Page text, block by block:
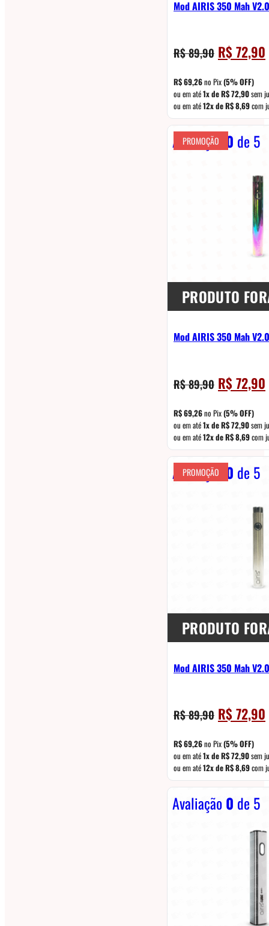
Mod AIRIS 350 Mah
R$89,90 O
preço
original
era:
R$ 89,90.
R$72,90
R$69,26no Pix(5% OFF)
ou em até1x deR$72,90sem
ou em até12x deR$8,69com
Avaliação 0 de 5
PROMOÇÃO
PRODUTO
Mod AIRIS 350 Mah
R$89,90 O
preço
original
era:
R$ 89,90.
R$72,90
R$69,26no Pix(5% OFF)
ou em até1x deR$72,90sem
ou em até12x deR$8,69com
Avaliação 0 de 5
PROMOÇÃO
PRODUTO
Mod AIRIS 350 Mah
R$89,90 O
preço
original
era:
R$ 89,90.
R$72,90
R$69,26no Pix(5% OFF)
ou em até1x deR$72,90sem
ou em até12x deR$8,69com
Avaliação0 de 5